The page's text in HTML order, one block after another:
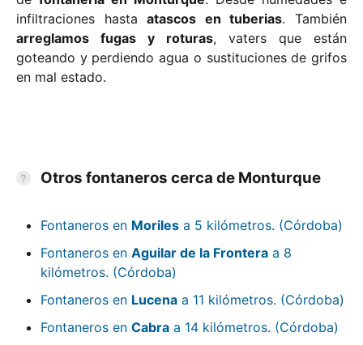
infiltraciones hastaatascos en tuberias. También
arreglamos fugas y roturas, vaters que están
goteando y perdiendo agua o sustituciones de grifos
en mal estado.
Otros fontaneros cerca de Monturque
Fontaneros en Moriles a 5 kilómetros. (Córdoba)
Fontaneros en Aguilar de la Frontera a 8
kilómetros. (Córdoba)
Fontaneros en Lucena a 11 kilómetros. (Córdoba)
Fontaneros en Cabra a 14 kilómetros. (Córdoba)